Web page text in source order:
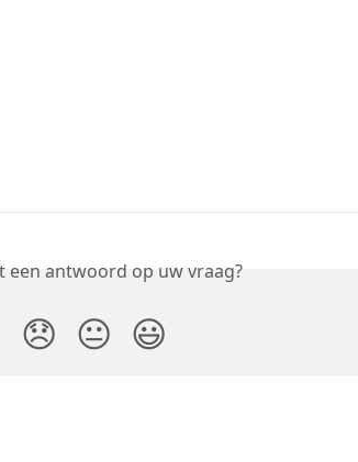
een antwoord op uw vraag?
😞 😐 😃